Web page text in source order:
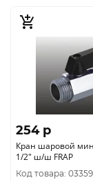
254 p
Кран шаровой
1/2" ш/ш FRAP
Код товара: